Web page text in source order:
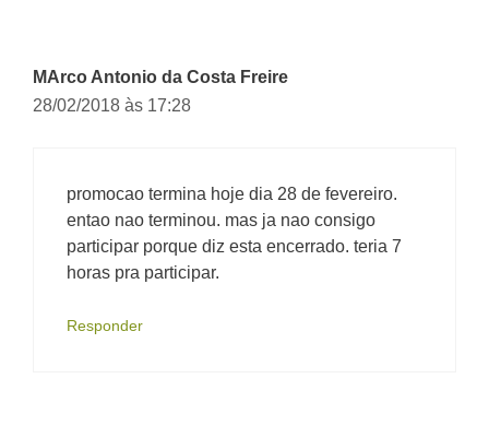
MArco Antonio da Costa Freire
28/02/2018 às 17:28
promocao termina hoje dia 28 de fevereiro.
entao nao terminou. mas ja nao consigo
participar porque diz esta encerrado. teria 7
horas pra participar.
Responder